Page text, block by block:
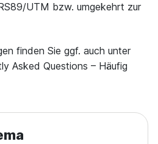
UTM bzw. umgekehrt zur
finden Sie ggf. auch unter
Asked Questions – Häufig